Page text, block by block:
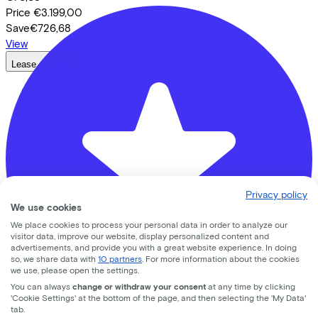
Price €3.199,00
Save€726,68
View
Lease a Bike
Proud partner of
Privacy policy
We use cookies
We place cookies to process your personal data in order to analyze our
visitor data, improve our website, display personalized content and
advertisements, and provide you with a great website experience. In doing
so, we share data with 10 partners . For more information about the cookies
we use, please open the settings.
You can always change or withdraw your consent at any time by clicking
'Cookie Settings' at the bottom of the page, and then selecting the 'My Data'
tab.